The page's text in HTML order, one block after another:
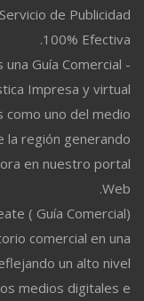
de Publicidad
100% Efectiva.
Guía Comercial -
Impresa y virtual.
como uno del medio
la región generando
en nuestro portal
Web.
( Guía Comercial)
comercial en una
un alto nivel
medios digitales e